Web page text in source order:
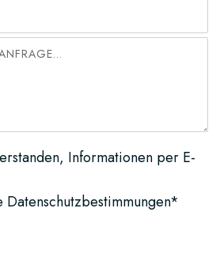
Informationen per E-